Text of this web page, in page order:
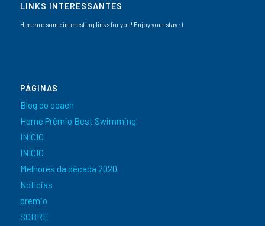
LINKS INTERESSANTES
Here are some interesting links for you! Enjoy your stay :)
PÁGINAS
Blog do coach
Home Prêmio Best Swimming
INÍCIO
INÍCIO
Melhores da década 2020
Notícias
premio
SOBRE